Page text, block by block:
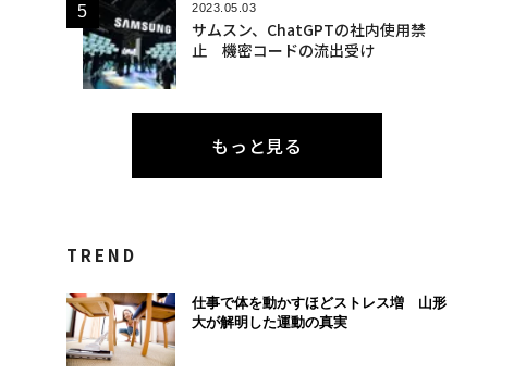
2023.05.03
サムスン、ChatGPTの社内使用禁
止 機密コードの流出受け
もっと見る
TREND
仕事で体を動かすほどストレス増 山形
大が解明した運動の真実